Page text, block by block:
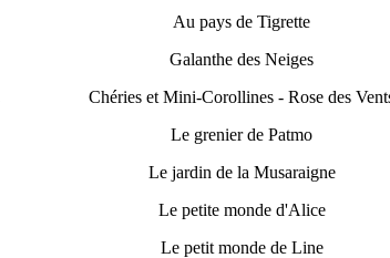
Au pays de Tigrette
Galanthe des Neiges
Chéries et Mini-Corollines - Rose des
Le grenier de Patmo
Le jardin de la Musaraigne
Le petite monde d'Alice
Le petit monde de Line